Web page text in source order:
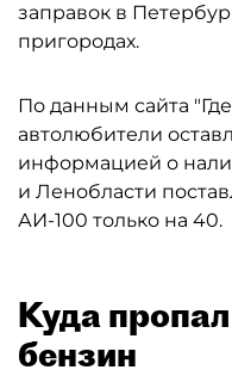
заправок в
пригородах.
По данным сайта
автолюбители
информацией о
и Ленобласти
АИ-100 только на 40.
Куда
бензин